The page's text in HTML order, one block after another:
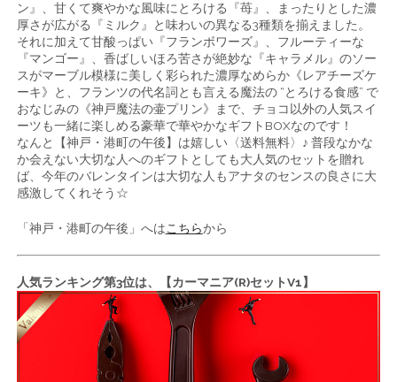
ン』、甘くて爽やかな風味にとろける『苺』、まったりとした濃
厚さが広がる『ミルク』と味わいの異なる3種類を揃えました。
それに加えて甘酸っぱい『フランボワーズ』、フルーティーな
『マンゴー』、香ばしいほろ苦さが絶妙な『キャラメル』のソー
スがマーブル模様に美しく彩られた濃厚なめらか《レアチーズケ
ーキ》と、フランツの代名詞とも言える魔法の “とろける食感” で
おなじみの《神戸魔法の壷プリン》まで、チョコ以外の人気スイ
ーツも一緒に楽しめる豪華で華やかなギフトBOXなのです！
なんと【神戸・港町の午後】は嬉しい〈送料無料〉♪ 普段なかな
か会えない大切な人へのギフトとしても大人気のセットを贈れ
ば、今年のバレンタインは大切な人もアナタのセンスの良さに大
感激してくれそう☆
「神戸・港町の午後」へはこちらから
人気ランキング第3位は、【カーマニア(R)セットV1】